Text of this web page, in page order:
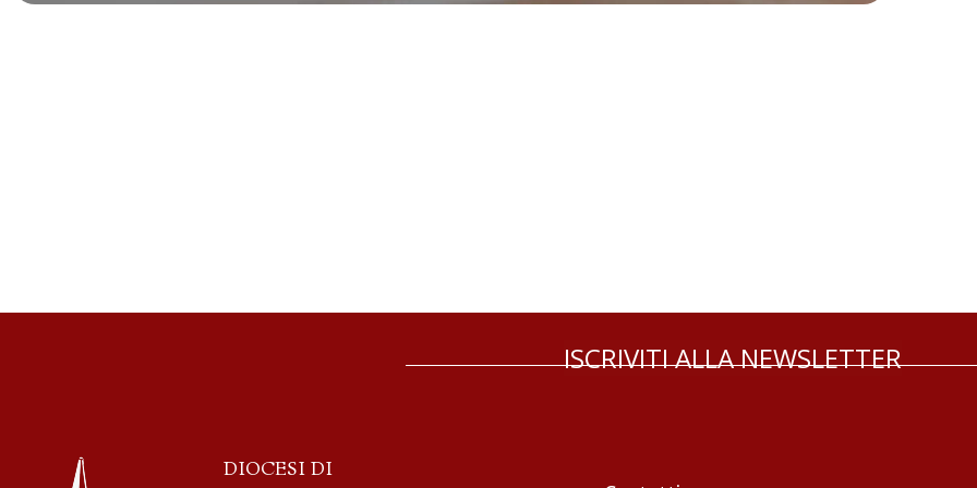
ISCRIVITI ALLA NEWSLETTER
DIOCESI DI